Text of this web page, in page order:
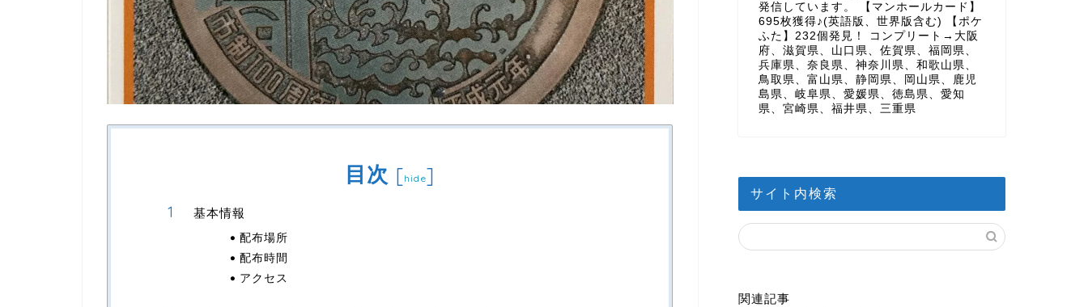
目次 [hide]
基本情報
配布場所
配布時間
アクセス
発信しています。 【マンホールカード】
695枚獲得♪(英語版、世界版含む) 【ポケ
ふた】232個発見！ コンプリート→大阪
府、滋賀県、山口県、佐賀県、福岡県、
兵庫県、奈良県、神奈川県、和歌山県、
鳥取県、富山県、静岡県、岡山県、鹿児
島県、岐阜県、愛媛県、徳島県、愛知
県、宮崎県、福井県、三重県
サイト内検索
関連記事